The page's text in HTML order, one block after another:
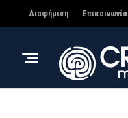
Διαφήμιση Επικοινωνία